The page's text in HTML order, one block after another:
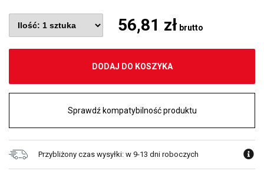
56,81 zł brutto
DODAJ DO KOSZYKA
Sprawdź kompatybilność produktu
Przybliżony czas wysyłki: w 9-13 dni roboczych